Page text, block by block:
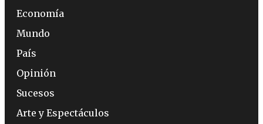
Economía
Mundo
País
Opinión
Sucesos
Arte y Espectáculos